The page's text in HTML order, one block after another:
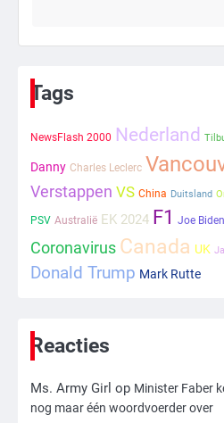
6
Kleine
Mr. Gamer
2
3
Nick Reiner,
Tags
NewsFlash 2000 Nederland
Danny Charles Leclerc
Verstappen VS China Duitsland
PSV Australië EK 2024 F1 Joe Biden
Coronavirus Canada UK
Donald Trump Mark Rutte
Reacties
Ms. Army Girl op Minister Faber
nog maar één woordvoerder over